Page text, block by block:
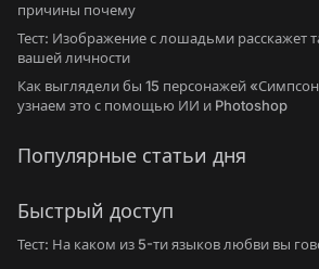
причины почему
Тест: Изображение с лошадьми расскажет
вашей личности
Как выглядели бы 15 персонажей
узнаем это с помощью ИИ и Photoshop
Популярные статьи дня
Быстрый доступ
Тест: На каком из 5-ти языков любви вы